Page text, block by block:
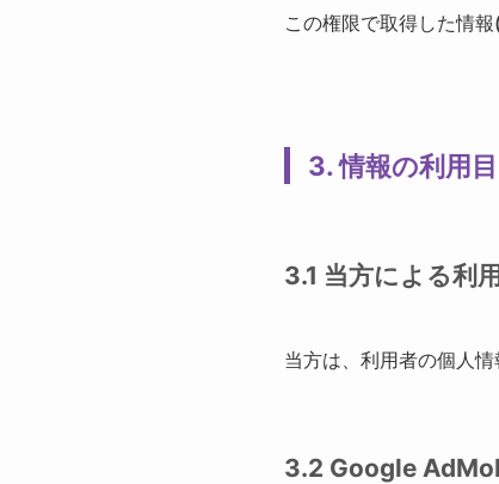
この権限で取得した情
3. 情報の利用
3.1 当方による利用
当方は、利用者の個人
3.2 Google